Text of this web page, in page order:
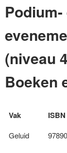
Podium-
(niveau
Boeken
Vak ISBN
Geluid